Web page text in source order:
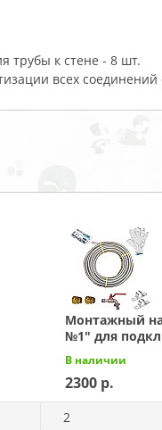
трубы к стене - 8 шт.
всех
Монтажный
№1" для
В наличии
2300
2